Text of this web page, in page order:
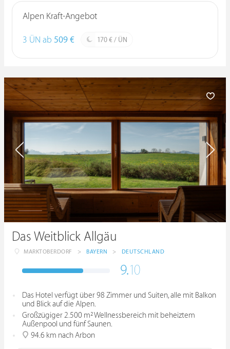
Alpen Kraft-Angebot
3 ÜN ab 509 € 170 € / ÜN
Das Weitblick Allgäu
MARKTOBERDORF > BAYERN > DEUTSCHLAND
9.10
Das Hotel verfügt über 98 Zimmer und Suiten, alle mit Balkon
und Blick auf die Alpen.
Großzügiger 2.500 m² Wellnessbereich mit beheiztem
Außenpool und fünf Saunen.
94.6 km nach Arbon